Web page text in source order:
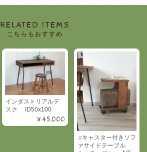
RELATED ITEMS
こちらもおすすめ
インダストリアルデ
スク ID50x100
¥45,000
♫キャスター付きソフ
ァサイドテーブル